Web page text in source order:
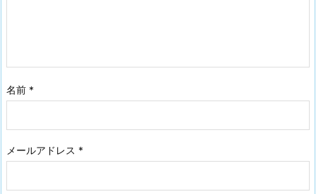
名前 *
メールアドレス *